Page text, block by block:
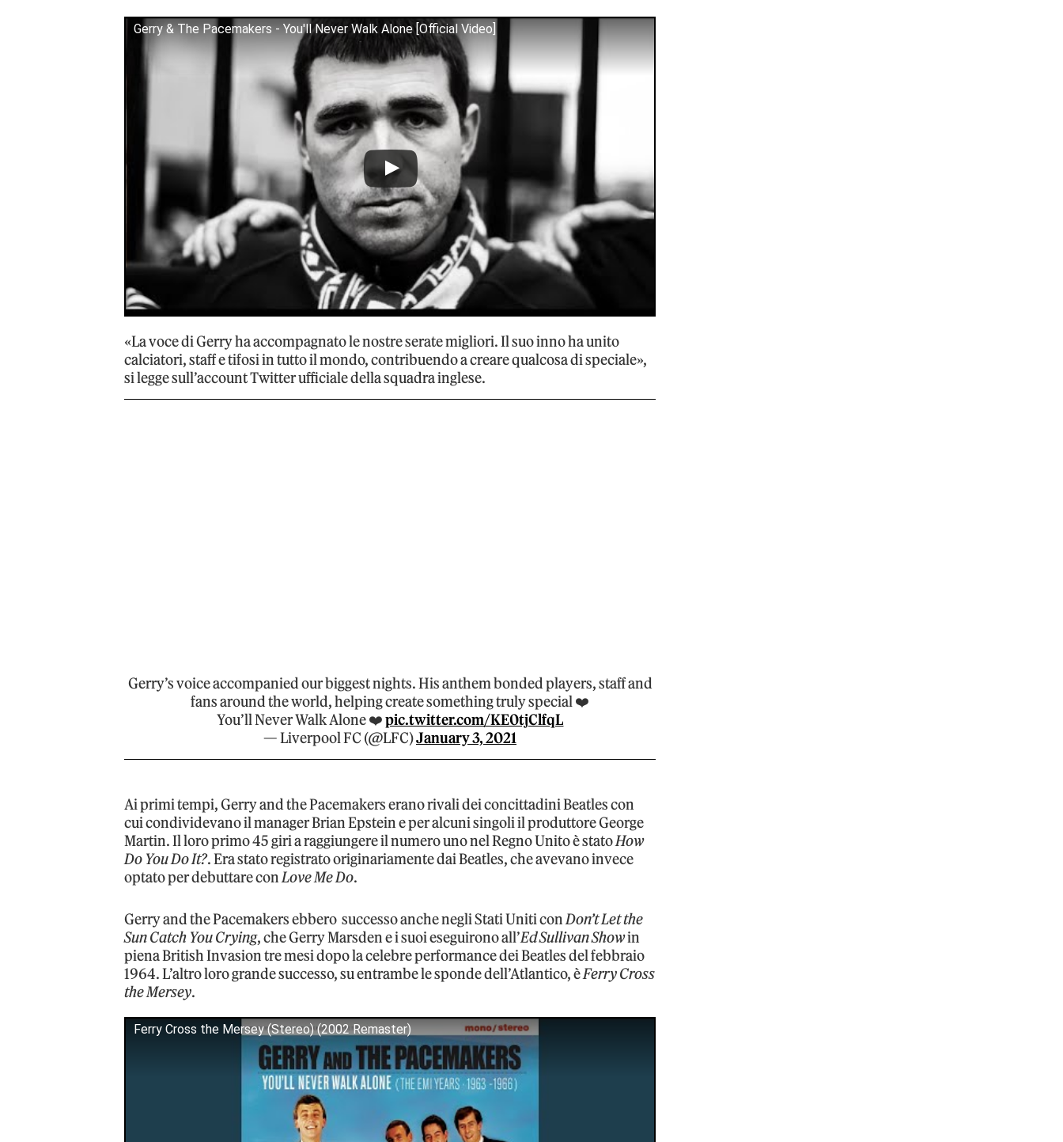
Gerry & The Pacemakers - You'll Never Walk Alone [Official Video]
«La voce di Gerry ha accompagnato le nostre serate migliori. Il suo inno ha unito
calciatori, staff e tifosi in tutto il mondo, contribuendo a creare qualcosa di speciale»,
si legge sull’account Twitter ufficiale della squadra inglese.
Gerry’s voice accompanied our biggest nights. His anthem bonded players, staff and
fans around the world, helping create something truly special ❤️
You’ll Never Walk Alone ❤️pic.twitter.com/KE0tjClfqL
— Liverpool FC (@LFC)January 3, 2021
Ai primi tempi, Gerry and the Pacemakers erano rivali dei concittadini Beatles con
cui condividevano il manager Brian Epstein e per alcuni singoli il produttore George
Martin. Il loro primo 45 giri a raggiungere il numero uno nel Regno Unito è statoHow
Do You Do It?. Era stato registrato originariamente dai Beatles, che avevano invece
optato per debuttare conLove Me Do.
Gerry and the Pacemakers ebbero successo anche negli Stati Uniti conDon’t Let the
Sun Catch You Crying, che Gerry Marsden e i suoi eseguirono all’Ed Sullivan Showin
piena British Invasion tre mesi dopo la celebre performance dei Beatles del febbraio
1964. L’altro loro grande successo, su entrambe le sponde dell’Atlantico, èFerry Cross
the Mersey.
Ferry Cross the Mersey (Stereo) (2002 Remaster)